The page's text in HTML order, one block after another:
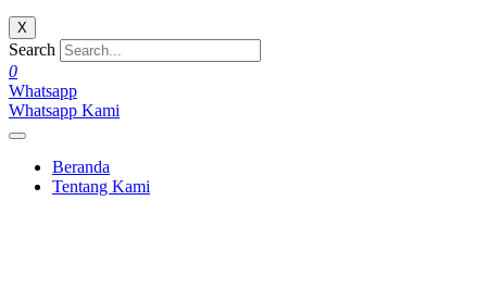
X
Search
0
Whatsapp
Whatsapp Kami
Beranda
Tentang Kami